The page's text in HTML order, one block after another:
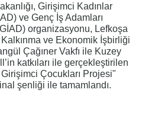
Girişimci Kadınlar
ve Genç İş Adamları
organizasyonu, Lefkoşa
ve Ekonomik İşbirliği
Çağıner Vakfı ile Kuzey
katkıları ile gerçekleştirilen
Çocukları Projesi"
şenliği ile tamamlandı.